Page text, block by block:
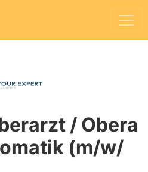
/ Obera
(m/w/